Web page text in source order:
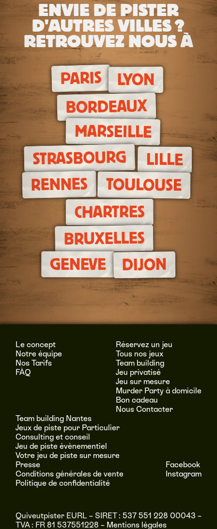
ENVIE DE PISTER
D'AUTRES VILLES ?
RETROUVEZ NOUS À
PARIS LYON
BORDEAUX
MARSEILLE
STRASBOURG LILLE
RENNES TOULOUSE
CHARTRES
BRUXELLES
GENEVE DIJON
RÉSERVER
Le concept
Notre équipe
Nos Tarifs
FÀQ
Réservez un jeu
Tous nos jeux
Team building
Jeu privatisé
Jeu sur mesure
Murder Party à domicile
Bon cadeau
Nous Contacter
Team building Nantes
Jeux de piste pour Particulier
Consulting et conseil
Jeu de piste évènementiel
Votre jeu de piste sur mesure
Presse
Conditions générales de vente
Politique de confidentialité
Facebook
Instagram
Quiveutpister EURL – SIRET : 537 551 228 00043 –
TVA : FR 81 537551228 – Mentions légales